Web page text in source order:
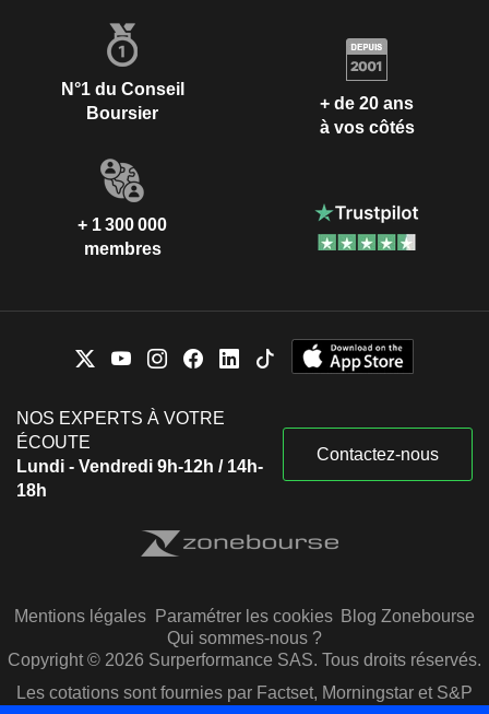
N°1 du Conseil
Boursier
+ de 20 ans
à vos côtés
+ 1 300 000
membres
NOS EXPERTS À VOTRE
ÉCOUTE
Lundi - Vendredi 9h-12h / 14h-
18h
Contactez-nous
Mentions légales Paramétrer les cookies Blog Zonebourse
Qui sommes-nous ?
Copyright © 2026 Surperformance SAS. Tous droits réservés.
Les cotations sont fournies par Factset, Morningstar et S&P